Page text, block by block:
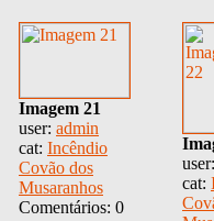
Imagem 21
user: admin
cat: Incêndio
Covão dos
Musaranhos
Comentários: 0
cat: